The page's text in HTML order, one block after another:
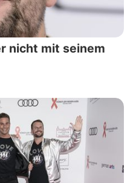
nicht mit seinem